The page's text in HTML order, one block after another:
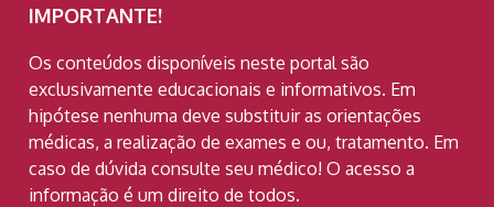
IMPORTANTE!
Os conteúdos disponíveis neste portal são
exclusivamente educacionais e informativos. Em
hipótese nenhuma deve substituir as orientações
médicas, a realização de exames e ou, tratamento. Em
caso de dúvida consulte seu médico! O acesso a
informação é um direito de todos.